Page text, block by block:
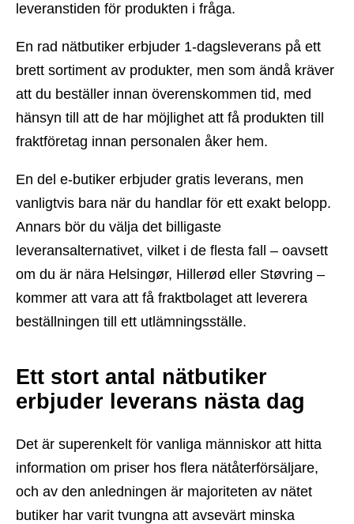
leveranstiden för produkten i fråga.
En rad nätbutiker erbjuder 1-dagsleverans på ett
brett sortiment av produkter, men som ändå kräver
att du beställer innan överenskommen tid, med
hänsyn till att de har möjlighet att få produkten till
fraktföretag innan personalen åker hem.
En del e-butiker erbjuder gratis leverans, men
vanligtvis bara när du handlar för ett exakt belopp.
Annars bör du välja det billigaste
leveransalternativet, vilket i de flesta fall – oavsett
om du är nära Helsingør, Hillerød eller Støvring –
kommer att vara att få fraktbolaget att leverera
beställningen till ett utlämningsställe.
Ett stort antal nätbutiker
erbjuder leverans nästa dag
Det är superenkelt för vanliga människor att hitta
information om priser hos flera nätåterförsäljare,
och av den anledningen är majoriteten av nätet
butiker har varit tvungna att avsevärt minska